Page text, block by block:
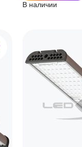
В наличии